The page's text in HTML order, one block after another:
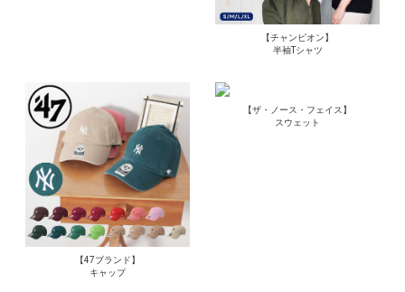
【チャンピオン】
半袖Tシャツ
【47ブランド】
キャップ
【ザ・ノース・フェイス】
スウェット